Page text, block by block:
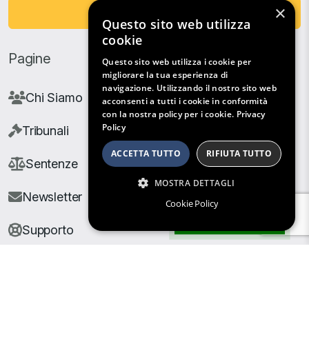
Pagine
Chi Siamo
Tribunali
Sentenze
Newsletter
Supporto
×
Questo sito web utilizza
cookie
Questo sito web utilizza i cookie per
migliorare la tua esperienza di
navigazione. Utilizzando il nostro sito web
acconsenti a tutti i cookie in conformità
con la nostra policy per i cookie. Privacy
Policy
ACCETTA TUTTO RIFIUTA TUTTO
MOSTRA DETTAGLI
Cookie Policy